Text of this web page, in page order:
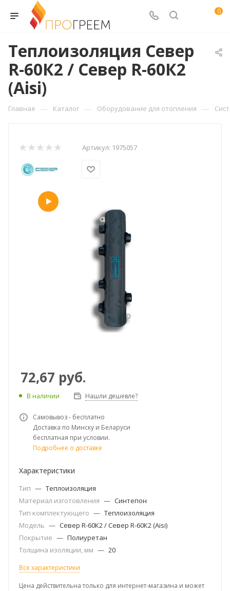
0
Теплоизоляция Север
R-60К2 / Север R-60К2
(Aisi)
Главная — Каталог — Оборудование для отопления —
Артикул: 1975057
72,67 руб.
В наличии Нашли дешевле?
Самовывоз - бесплатно
Доставка по Минску и Беларуси
бесплатная при условии.
Подробнее о доставке
Характеристики
Тип — Теплоизоляция
Материал изготовления — Синтепон
Тип комплектующего — Теплоизоляция
Модель — Север R-60К2 / Север R-60К2 (Aisi)
Покрытие — Полиуретан
Толщина изоляции, мм — 20
Все характеристики
Цена действительна только для интернет-магазина и может